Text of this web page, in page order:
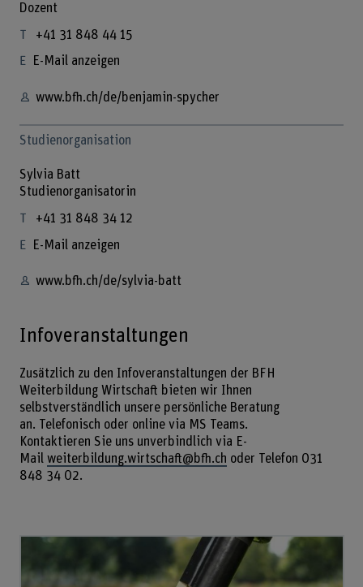
Dozent
+41 31 848 44 15
E-Mail anzeigen
www.bfh.ch/de/benjamin-spycher
Studienorganisation
Sylvia Batt
Studienorganisatorin
+41 31 848 34 12
E-Mail anzeigen
www.bfh.ch/de/sylvia-batt
Infoveranstaltungen
Zusätzlich zu den Infoveranstaltungen der BFH
Weiterbildung Wirtschaft bieten wir Ihnen
selbstverständlich unsere persönliche Beratung
an. Telefonisch oder online via MS Teams.
Kontaktieren Sie uns unverbindlich via E-
Mail weiterbildung.wirtschaft@bfh.ch oder Telefon 031
848 34 02.